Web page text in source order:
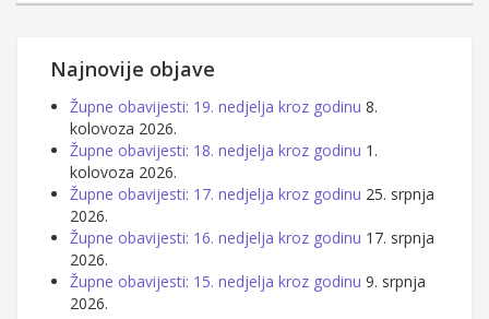
Najnovije objave
Župne obavijesti: 19. nedjelja kroz godinu 8.
kolovoza 2026.
Župne obavijesti: 18. nedjelja kroz godinu 1.
kolovoza 2026.
Župne obavijesti: 17. nedjelja kroz godinu 25. srpnja
2026.
Župne obavijesti: 16. nedjelja kroz godinu 17. srpnja
2026.
Župne obavijesti: 15. nedjelja kroz godinu 9. srpnja
2026.